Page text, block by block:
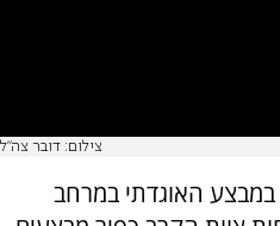
צילום: דובר צה"ל
ממשיכים במבצע האוגדתי במרחב